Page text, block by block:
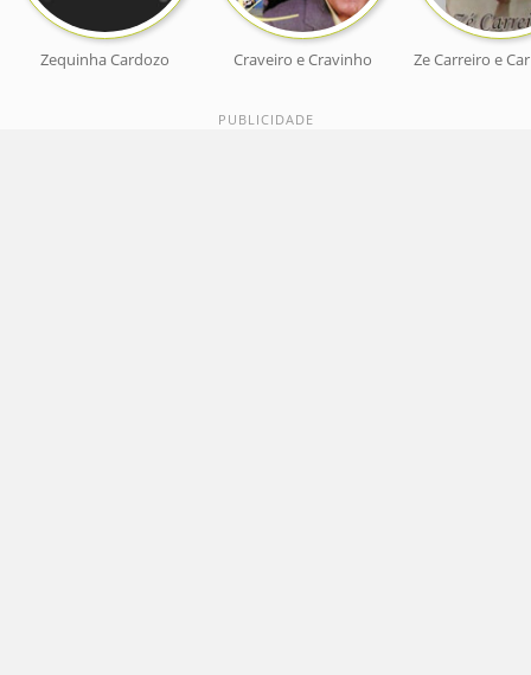
Zequinha Cardozo Craveiro e Cravinho Ze Carreiro e